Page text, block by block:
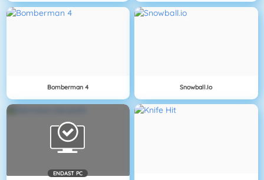
Bomberman 4 Snowball.io
ENDAST PC